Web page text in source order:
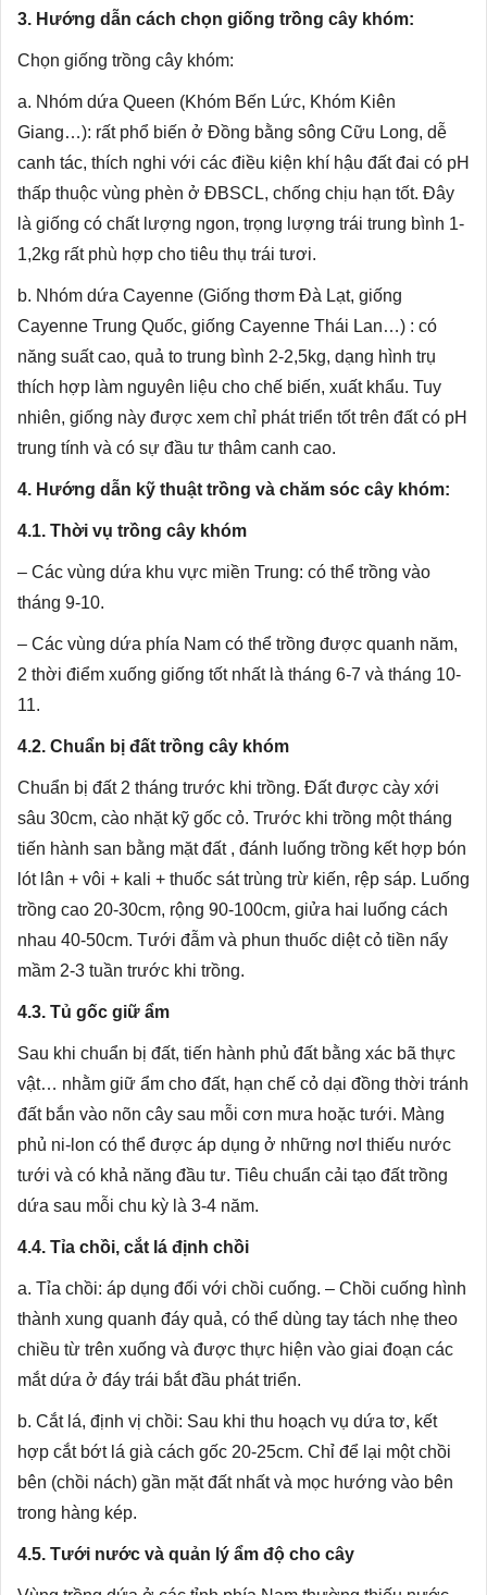
3. Hướng dẫn cách chọn giống trồng cây khóm:
Chọn giống trồng cây khóm:
a. Nhóm dứa Queen (Khóm Bến Lức, Khóm Kiên
Giang…): rất phổ biến ở Đồng bằng sông Cữu Long, dễ
canh tác, thích nghi với các điều kiện khí hậu đất đai có pH
thấp thuộc vùng phèn ở ĐBSCL, chống chịu hạn tốt. Đây
là giống có chất lượng ngon, trọng lượng trái trung bình 1-
1,2kg rất phù hợp cho tiêu thụ trái tươi.
b. Nhóm dứa Cayenne (Giống thơm Đà Lạt, giống
Cayenne Trung Quốc, giống Cayenne Thái Lan…) : có
năng suất cao, quả to trung bình 2-2,5kg, dạng hình trụ
thích hợp làm nguyên liệu cho chế biến, xuất khẩu. Tuy
nhiên, giống này được xem chỉ phát triển tốt trên đất có pH
trung tính và có sự đầu tư thâm canh cao.
4. Hướng dẫn kỹ thuật trồng và chăm sóc cây khóm:
4.1. Thời vụ trồng cây khóm
– Các vùng dứa khu vực miền Trung: có thể trồng vào
tháng 9-10.
– Các vùng dứa phía Nam có thể trồng được quanh năm,
2 thời điểm xuống giống tốt nhất là tháng 6-7 và tháng 10-
11.
4.2. Chuẩn bị đất trồng cây khóm
Chuẩn bị đất 2 tháng trước khi trồng. Đất được cày xới
sâu 30cm, cào nhặt kỹ gốc cỏ. Trước khi trồng một tháng
tiến hành san bằng mặt đất , đánh luống trồng kết hợp bón
lót lân + vôi + kali + thuốc sát trùng trừ kiến, rệp sáp. Luống
trồng cao 20-30cm, rộng 90-100cm, giửa hai luống cách
nhau 40-50cm. Tưới đẫm và phun thuốc diệt cỏ tiền nẩy
mầm 2-3 tuần trước khi trồng.
4.3. Tủ gốc giữ ẩm
Sau khi chuẩn bị đất, tiến hành phủ đất bằng xác bã thực
vật… nhằm giữ ẩm cho đất, hạn chế cỏ dại đồng thời tránh
đất bắn vào nõn cây sau mỗi cơn mưa hoặc tưới. Màng
phủ ni-lon có thể được áp dụng ở những nơI thiếu nước
tưới và có khả năng đầu tư. Tiêu chuẩn cải tạo đất trồng
dứa sau mỗi chu kỳ là 3-4 năm.
4.4. Tỉa chồi, cắt lá định chồi
a. Tỉa chồi: áp dụng đối với chồi cuống. – Chồi cuống hình
thành xung quanh đáy quả, có thể dùng tay tách nhẹ theo
chiều từ trên xuống và được thực hiện vào giai đoạn các
mắt dứa ở đáy trái bắt đầu phát triển.
b. Cắt lá, định vị chồi: Sau khi thu hoạch vụ dứa tơ, kết
hợp cắt bớt lá già cách gốc 20-25cm. Chỉ để lại một chồi
bên (chồi nách) gần mặt đất nhất và mọc hướng vào bên
trong hàng kép.
4.5. Tưới nước và quản lý ẩm độ cho cây